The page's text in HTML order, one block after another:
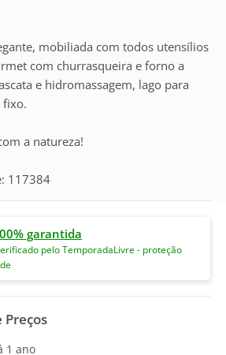
mobiliada com todos utensílios
com churrasqueira e forno a
e hidromassagem, lago para
fixo.
a natureza!
117384
garantida
pelo TemporadaLivre - proteção
1 ano